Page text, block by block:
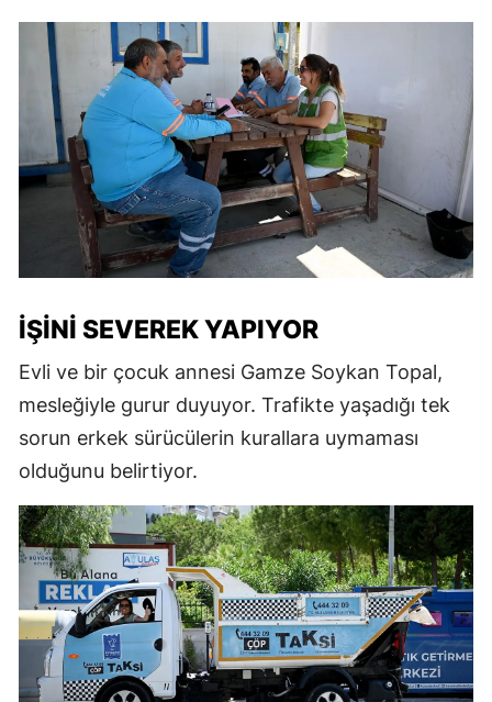
İŞINI SEVEREK YAPIYOR
Evli ve bir çocuk annesi Gamze Soykan Topal,
mesleğiyle gurur duyuyor. Trafikte yaşadığı tek
sorun erkek sürücülerin kurallara uymaması
olduğunu belirtiyor.